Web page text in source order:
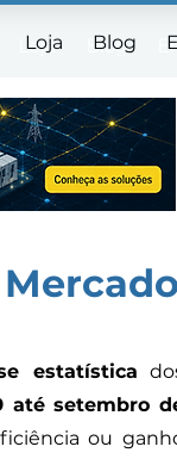
Loja Blog
Loja Blog
estatística
até setembro
ou